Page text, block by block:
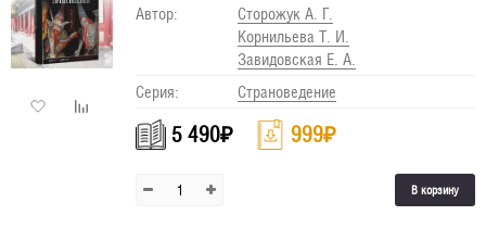
Автор:
Сторожук А. Г.
Корнильева Т. И.
Завидовская Е. А.
Серия:
Страноведение
5 490₽ 999₽
В корзину